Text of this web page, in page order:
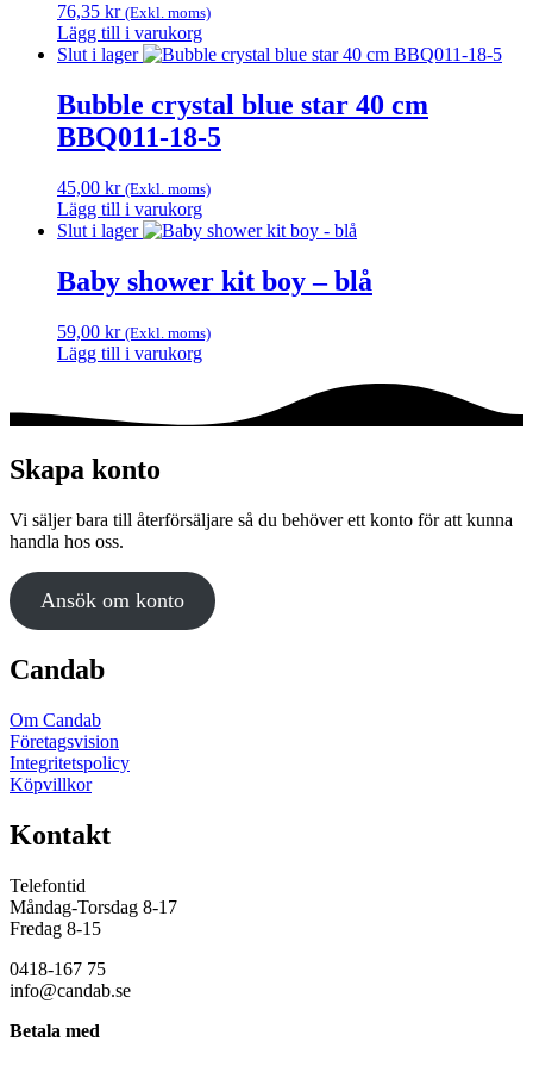
76,35 kr (Exkl. moms)
Lägg till i varukorg
Slut i lager
Bubble crystal blue star 40 cm
BBQ011-18-5
45,00 kr (Exkl. moms)
Lägg till i varukorg
Slut i lager
Baby shower kit boy – blå
59,00 kr (Exkl. moms)
Lägg till i varukorg
Skapa konto
Vi säljer bara till återförsäljare så du behöver ett konto för att kunna
handla hos oss.
Ansök om konto
Candab
Om Candab
Företagsvision
Integritetspolicy
Köpvillkor
Kontakt
Telefontid
Måndag-Torsdag 8-17
Fredag 8-15
0418-167 75
info@candab.se
Betala med